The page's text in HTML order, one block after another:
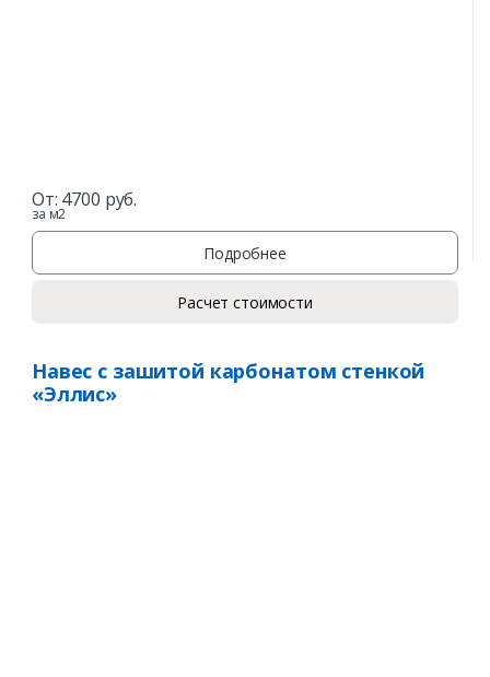
От: 4700 руб.
за м2
Подробнее
Расчет стоимости
Навес с зашитой карбонатом стенкой
«Эллис»